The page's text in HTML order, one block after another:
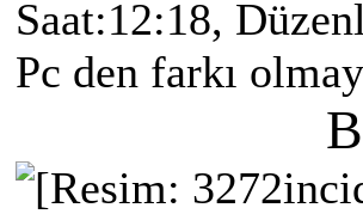
Saat:12:18,
Pc den farkı